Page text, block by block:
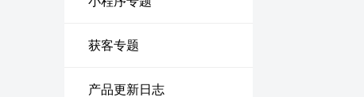
获客专题
产品更新日志